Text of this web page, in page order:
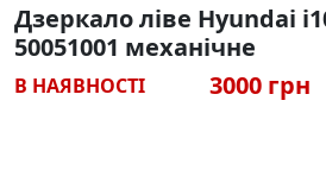
Дзеркало ліве Hyundai
50051001 механічне
В НАЯВНОСТІ 3000 грн